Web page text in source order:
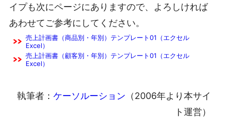
イプも次にページにありますので、よろしければ
あわせてご参考にしてください。
売上計画書（商品別・年別）テンプレート01（エクセル
Excel）
売上計画書（顧客別・年別）テンプレート01（エクセル
Excel）
執筆者： ケーソルーション （2006年より本サイ
ト運営）